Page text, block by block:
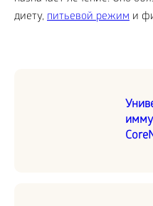
диету, питьевой режим и